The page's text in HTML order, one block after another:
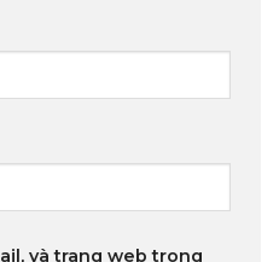
và trang web trong